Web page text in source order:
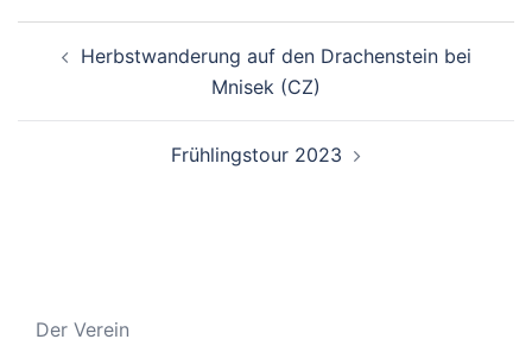
Herbstwanderung auf den Drachenstein bei
Mnisek (CZ)
Frühlingstour 2023
Der Verein